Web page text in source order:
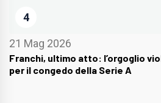
4
21 Mag 2026
Franchi, ultimo atto: l’orgoglio
per il congedo della Serie A